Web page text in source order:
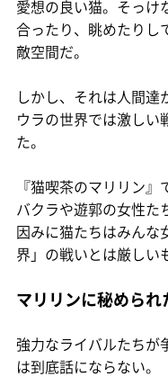
愛想の良い猫。そっけ
合ったり、眺めたりし
敵空間だ。
しかし、それは人間達
ウラの世界では激しい
た。
『猫喫茶のマリリン
バクラや遊郭の女性た
因みに猫たちはみんな
界」の戦いとは厳しい
マリリンに秘められ
強力なライバルたちが
は到底話にならない。